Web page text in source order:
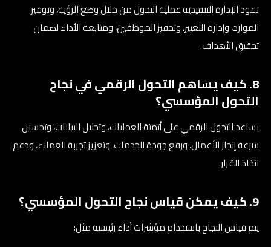
تقود الإدارة التنفيذية عملية التحول من خلال وضع الرؤية، وتوفير
الموارد، وإدارة التغيير، وتحفيز الموظفين، ومتابعة الأداء لضمان
تحقيق الأهداف.
8. كيف يساهم التحول الرقمي في نجاح
التحول المؤسسي؟
يساعد التحول الرقمي على أتمتة العمليات، وتحليل البيانات، وتحسين
سرعة إنجاز الأعمال، ورفع جودة الخدمات، وتعزيز تجربة العملاء، ودعم
اتخاذ القرار.
9. كيف يمكن قياس نجاح التحول المؤسسي؟
يتم قياس النجاح باستخدام مؤشرات أداء رئيسية مثل: